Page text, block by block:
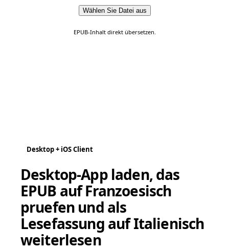
Wählen Sie Datei aus
EPUB-Inhalt direkt übersetzen.
Desktop + iOS Client
Desktop-App laden, das
EPUB auf Franzoesisch
pruefen und als
Lesefassung auf Italienisch
weiterlesen